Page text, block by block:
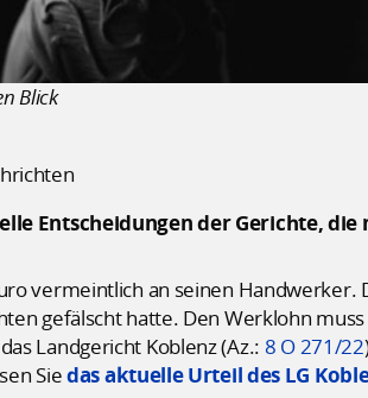
Blick
Entscheidungen der Gerichte, die
vermeintlich an seinen
gefälscht hatte. Den Werklohn
Landgericht Koblenz (Az.: 8 O 271/22
Siedas aktuelle Urteil des LG